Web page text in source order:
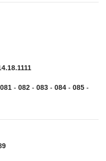
081 - 082 - 083 - 084 - 085 -